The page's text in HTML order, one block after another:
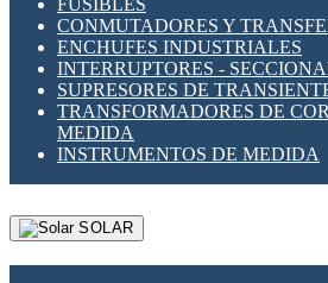
FUSIBLES
CONMUTADORES Y
ENCHUFES INDUSTRIALES
INTERRUPTORES -
SUPRESORES DE
TRANSFORMADORES DE
MEDIDA
INSTRUMENTOS DE MEDIDA
SOLAR